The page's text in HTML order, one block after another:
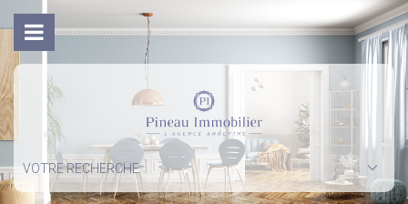
VOTRE RECHERCHE